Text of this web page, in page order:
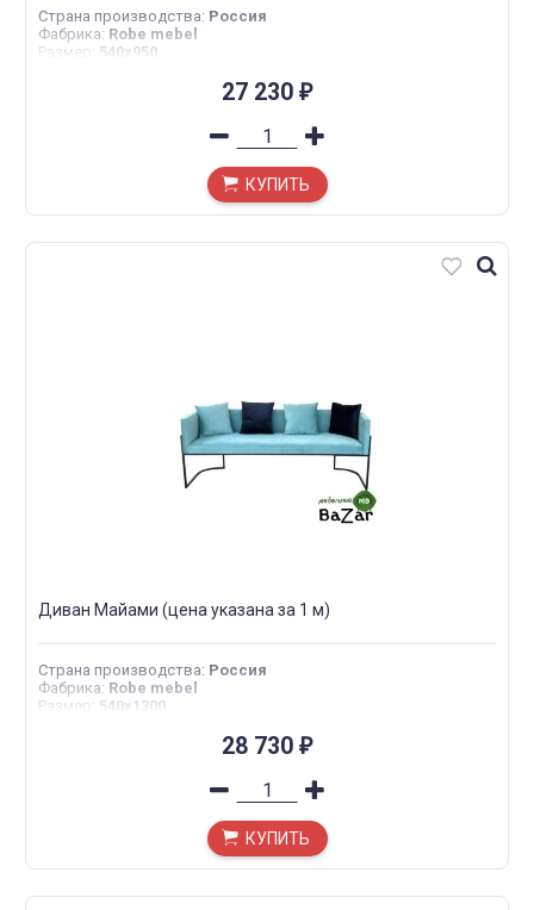
Страна производства: Россия
Фабрика: Robe mebel
Размер : 540х950
27 230 ₽
КУПИТЬ
Диван Майами (цена указана за 1 м)
Страна производства: Россия
Фабрика: Robe mebel
Размер : 540х1300
28 730 ₽
КУПИТЬ